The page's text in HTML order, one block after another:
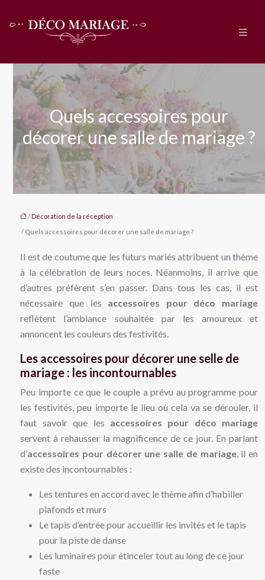
Quels accessoires pour
décorer une salle de mariage ?
/Décoration de la réception
/ Quels accessoires pour décorer une salle de mariage ?
Il est de coutume que les futurs mariés attribuent un thème
à la célébration de leurs noces. Néanmoins, il arrive que
d’autres préfèrent s’en passer. Dans tous les cas, il est
nécessaire que les accessoires pour déco mariage
reflètent l’ambiance souhaitée par les amoureux et
annoncent les couleurs des festivités.
Les accessoires pour décorer une selle de
mariage : les incontournables
Peu importe ce que le couple a prévu au programme pour
les festivités, peu importe le lieu où cela va se dérouler, il
faut savoir que les accessoires pour déco mariage
servent à rehausser la magnificence de ce jour. En parlant
d’accessoires pour décorer une salle de mariage, il en
existe des incontournables :
Les tentures en accord avec le thème afin d’habiller
plafonds et murs
Le tapis d’entrée pour accueillir les invités et le tapis
pour la piste de danse
Les luminaires pour étinceler tout au long de ce jour
faste